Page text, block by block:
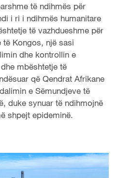
të ndihmës për
i ri i ndihmës humanitare
të vazhdueshme për
të Kongos, një sasi
dhe kontrollin e
mbështetje të
që Qendrat Afrikane
e Sëmundjeve të
duke synuar të ndihmojnë
shpejt epideminë.